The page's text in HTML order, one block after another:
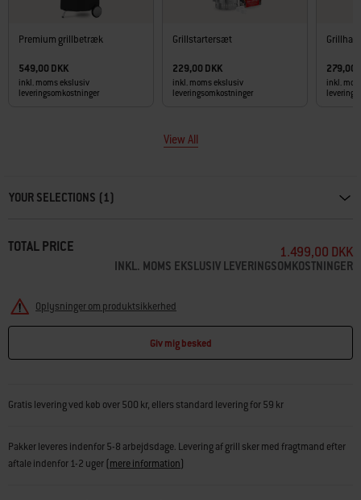
Premium grillbetræk
549,00 DKK
inkl. moms ekslusiv
leveringsomkostninger
Grillstartersæt
229,00 DKK
inkl. moms ekslusiv
leveringsomkostninger
279,00
inkl.
View All
YOUR SELECTIONS (1)
TOTAL PRICE 1.499,00 DKK
INKL. MOMS EKSLUSIV LEVERINGSOMKOSTNINGER
Oplysninger om produktsikkerhed
Giv mig besked
Gratis levering ved køb over 500 kr, ellers standard levering for 59 kr
Pakker leveres indenfor 5-8 arbejdsdage. Levering af grill sker med fragtmand efter
aftale indenfor 1-2 uger(mere information)